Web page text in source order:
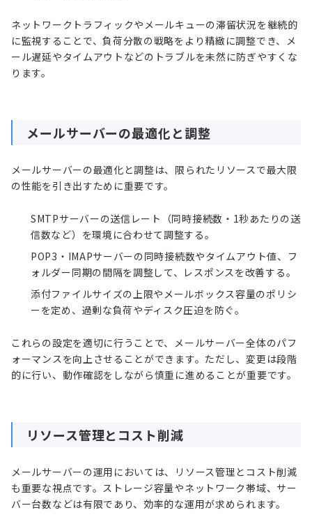
ネットワークトラフィックやメールキューの滞留状況を継続的
に監視することで、負荷分散の戦略をより精緻に調整でき、メ
ール遅延やタイムアウトなどのトラブルを未然に防ぎやすくな
ります。
メールサーバーの最適化と調整
メールサーバーの最適化と調整は、限られたリソースで最大限
の性能を引き出すために重要です。
SMTPサーバーの送信レート（同時接続数・1秒あたりの送
信数など）を環境に合わせて調整する。
POP3・IMAPサーバーの同時接続数やタイムアウト値、フ
ォルダー同期の間隔を調整して、レスポンスを改善する。
添付ファイルサイズの上限やメールボックス容量のポリシ
ーを定め、過剰な負荷やディスク圧迫を防ぐ。
これらの設定を適切に行うことで、メールサーバー全体のパフ
ォーマンスを向上させることができます。ただし、変更は段階
的に行い、動作確認をしながら慎重に進めることが重要です。
リソース管理とコスト削減
メールサーバーの運用においては、リソース管理とコスト削減
も重要な視点です。ストレージ容量やネットワーク帯域、サー
バー台数などは有限であり、効率的な運用が求められます。